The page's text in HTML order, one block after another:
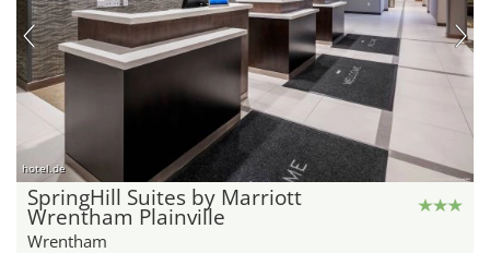
hotel.de
SpringHill Suites by Marriott
Wrentham Plainville
Wrentham